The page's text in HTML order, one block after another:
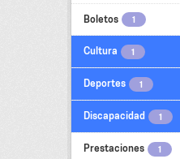
Boletos 1
Cultura 1
Deportes 1
Discapacidad 1
Prestaciones 1